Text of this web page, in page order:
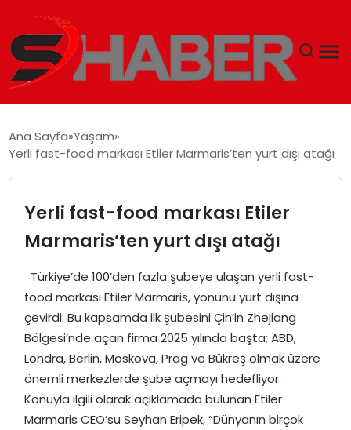
TEKNOLOJI
SPOR
EKONOMI
SIYASET
EĞITIM
YAŞAM
Ana Sayfa Yaşam
Yerli fast-food markası Etiler Marmaris’ten yurt dışı atağı
Yerli fast-food markası Etiler
Marmaris’ten yurt dışı atağı
Türkiye’de 100’den fazla şubeye ulaşan yerli fast-
food markası Etiler Marmaris, yönünü yurt dışına
çevirdi. Bu kapsamda ilk şubesini Çin’in Zhejiang
Bölgesi’nde açan firma 2025 yılında başta; ABD,
Londra, Berlin, Moskova, Prag ve Bükreş olmak üzere
önemli merkezlerde şube açmayı hedefliyor.
Konuyla ilgili olarak açıklamada bulunan Etiler
Marmaris CEO’su Seyhan Eripek, “Dünyanın birçok